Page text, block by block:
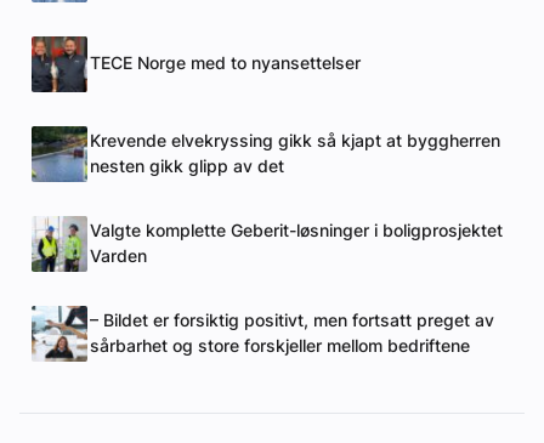
TECE Norge med to nyansettelser
Krevende elvekryssing gikk så kjapt at byggherren
nesten gikk glipp av det
Valgte komplette Geberit-løsninger i boligprosjektet
Varden
– Bildet er forsiktig positivt, men fortsatt preget av
sårbarhet og store forskjeller mellom bedriftene